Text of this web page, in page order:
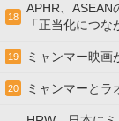
18
APHR、
「正当化につな
19 ミャンマー映
20 ミャンマーとラ